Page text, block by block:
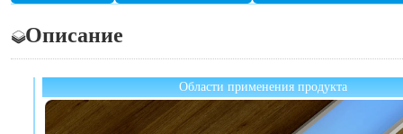
Описание
Области применения продукта